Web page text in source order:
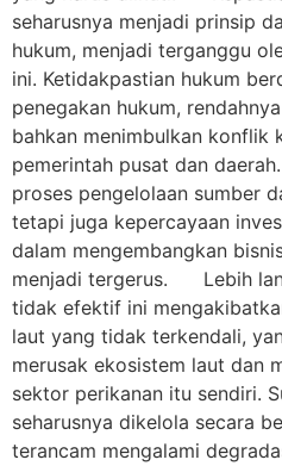
seharusnya menjadi prinsip
hukum, menjadi terganggu
ini. Ketidakpastian hukum
penegakan hukum,
bahkan menimbulkan konflik
pemerintah pusat dan
proses pengelolaan sumber
tetapi juga kepercayaan
dalam mengembangkan
menjadi tergerus. Lebih
tidak efektif ini
laut yang tidak terkendali,
merusak ekosistem laut dan
sektor perikanan itu sendiri.
seharusnya dikelola secara
terancam mengalami